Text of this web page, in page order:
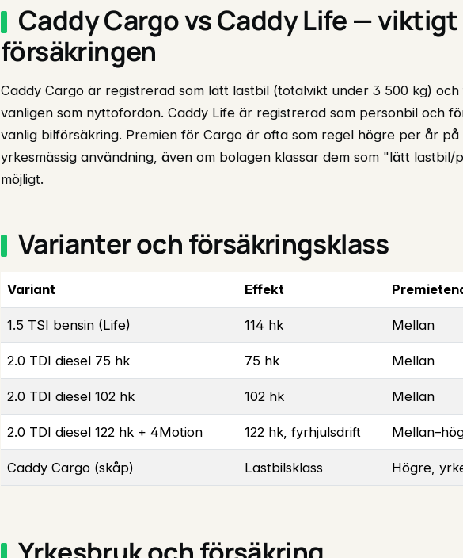
Caddy Cargo vs Caddy Life —
försäkringen
Caddy Cargo är registrerad som lätt lastbil (totalvikt under 3 500 kg)
vanligen som nyttofordon. Caddy Life är registrerad som personbil och
vanlig bilförsäkring. Premien för Cargo är ofta som regel högre per år
yrkesmässig användning, även om bolagen klassar dem som "lätt
möjligt.
Varianter och försäkringsklass
Variant Effekt
1.5 TSI bensin (Life) 114 hk Mellan
2.0 TDI diesel 75 hk 75 hk Mellan
2.0 TDI diesel 102 hk 102 hk Mellan
2.0 TDI diesel 122 hk + 4Motion 122 hk, fyrhjulsdrift
Caddy Cargo (skåp) Lastbilsklass Högre,